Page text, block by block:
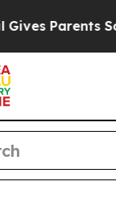
Parents Social